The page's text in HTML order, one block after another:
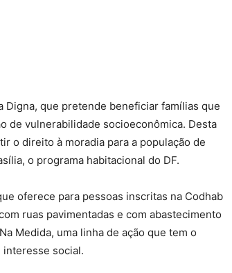
Digna, que pretende beneficiar famílias que
de vulnerabilidade socioeconômica. Desta
o direito à moradia para a população de
o programa habitacional do DF.
oferece para pessoas inscritas na Codhab
ruas pavimentadas e com abastecimento
Medida, uma linha de ação que tem o
social.